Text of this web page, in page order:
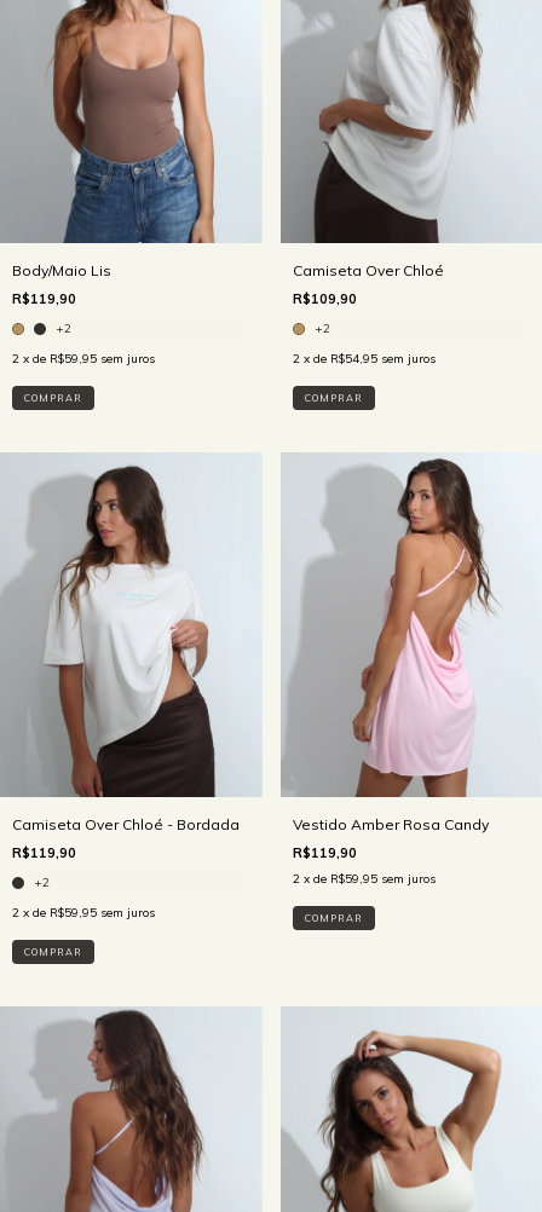
Body/Maio Lis
R$119,90
+2
2 x de R$59,95 sem juros
COMPRAR
Camiseta Over Chloé
R$109,90
+2
2 x de R$54,95 sem juros
COMPRAR
Camiseta Over Chloé - Bordada
R$119,90
+2
2 x de R$59,95 sem juros
COMPRAR
Vestido Amber Rosa Candy
R$119,90
2 x de R$59,95 sem juros
COMPRAR